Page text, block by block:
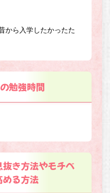
から入学したかったた
勉強時間
き方法やモチベ
る方法